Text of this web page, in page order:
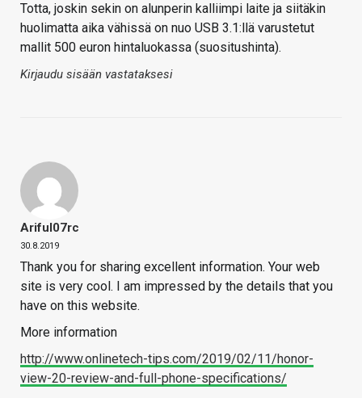
Totta, joskin sekin on alunperin kalliimpi laite ja siitäkin
huolimatta aika vähissä on nuo USB 3.1:llä varustetut
mallit 500 euron hintaluokassa (suositushinta).
Kirjaudu sisään vastataksesi
Ariful07rc
30.8.2019
Thank you for sharing excellent information. Your web
site is very cool. I am impressed by the details that you
have on this website.
More information
http://www.onlinetech-tips.com/2019/02/11/honor-
view-20-review-and-full-phone-specifications/